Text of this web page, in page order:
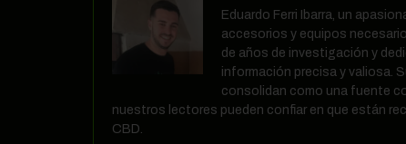
Eduardo Ferri Ibarra, un
accesorios y equipos
de años de investigación y
información precisa y valiosa.
consolidan como una fuente
nuestros lectores pueden confiar en que están
CBD.